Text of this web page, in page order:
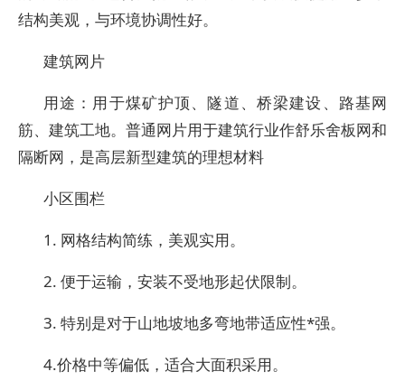
结构美观，与环境协调性好。
建筑网片
用途：用于煤矿护顶、隧道、桥梁建设、路基网
筋、建筑工地。普通网片用于建筑行业作舒乐舍板网和
隔断网，是高层新型建筑的理想材料
小区围栏
1. 网格结构简练，美观实用。
2. 便于运输，安装不受地形起伏限制。
3. 特别是对于山地坡地多弯地带适应性*强。
4.价格中等偏低，适合大面积采用。